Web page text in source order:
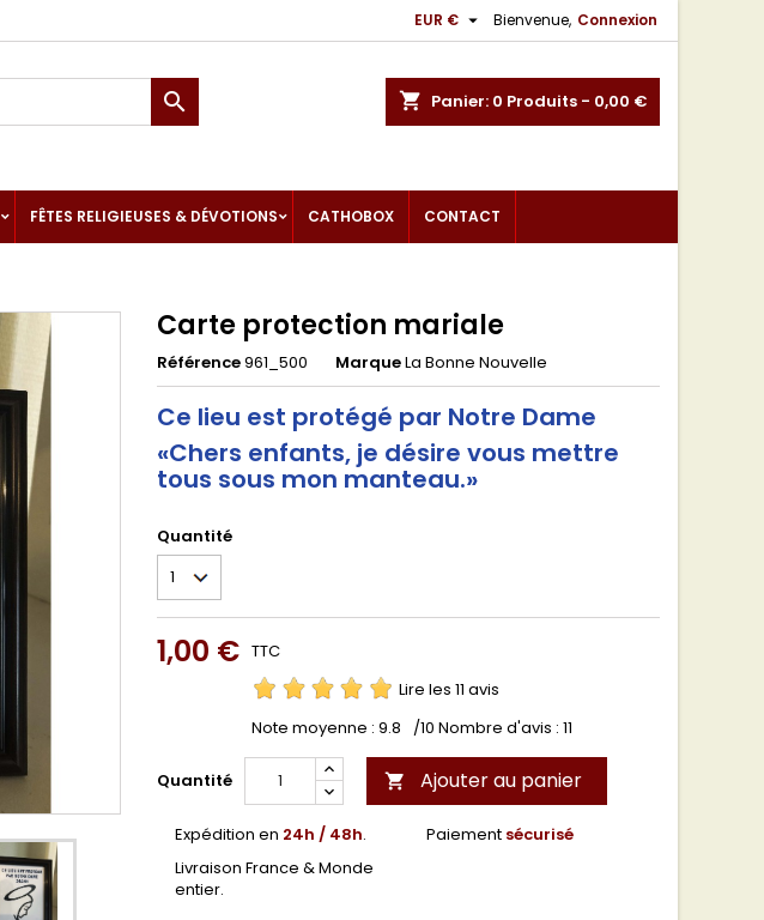
Bienvenue, Connexion
EUR € 
shopping_cart Panier: 0 Produits - 0,00 €

FÊTES RELIGIEUSES & DÉVOTIONS CATHOBOX CONTACT
Carte protection mariale
Référence961_500 MarqueLa Bonne Nouvelle
Ce lieu est protégé par Notre Dame
«Chers enfants, je désire vous mettre
tous sous mon manteau.»
Quantité
1,00 € TTC
Lire les 11 avis
Note moyenne : 9.8 /10 Nombre d'avis : 11
Quantité  Ajouter au panier
Expédition en 24h / 48h.
Livraison France & Monde
entier.
Paiement sécurisé